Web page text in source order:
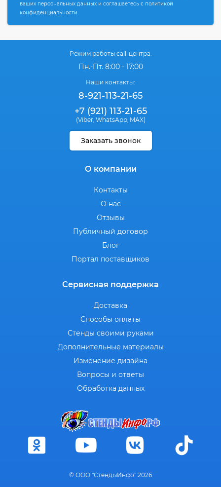
ваших персональных данных и соглашаетесь с политикой
конфиденциальности
Режим работы call-центра:
Пн.-Пт. 8:00 - 17:00
Наши контакты:
8-921-113-21-65
+7 (921) 113-21-65
(Viber, WhatsApp, MAX)
Заказать звонок
О компании
Контакты
О нас
Отзывы
Публичный договор
Блог
Портал поставщиков
Сервисная поддержка
Доставка
Способы оплаты
Стенды своими руками
Дополнительные материалы
Изменение дизайна
Вопросы и ответы
Обработка данных
© ООО "СтендыИнфо" 2026